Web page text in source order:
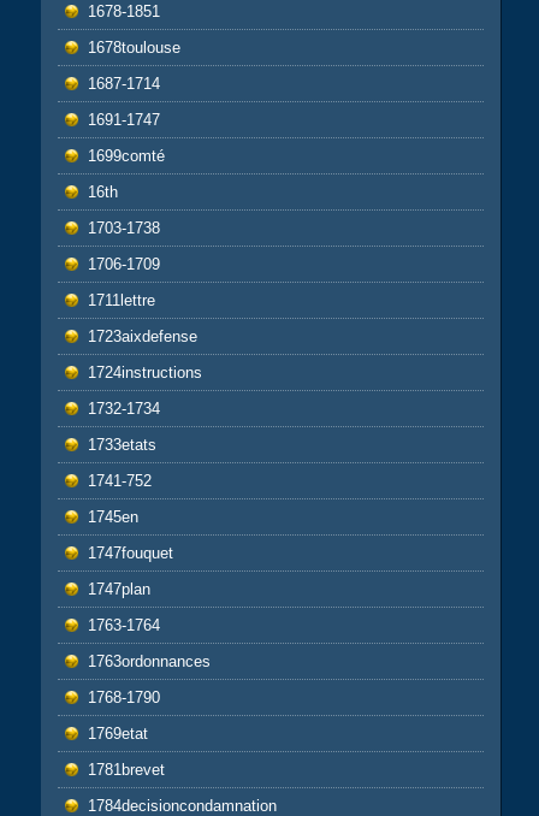
1678-1851
1678toulouse
1687-1714
1691-1747
1699comté
16th
1703-1738
1706-1709
1711lettre
1723aixdefense
1724instructions
1732-1734
1733etats
1741-752
1745en
1747fouquet
1747plan
1763-1764
1763ordonnances
1768-1790
1769etat
1781brevet
1784decisioncondamnation